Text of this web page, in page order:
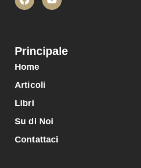
Principale
Home
Articoli
Libri
Su di Noi
Contattaci